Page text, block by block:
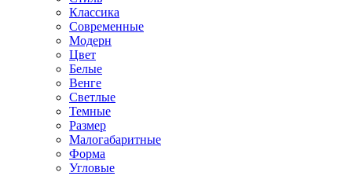
Классика
Современные
Модерн
Цвет
Белые
Венге
Светлые
Темные
Размер
Малогабаритные
Форма
Угловые